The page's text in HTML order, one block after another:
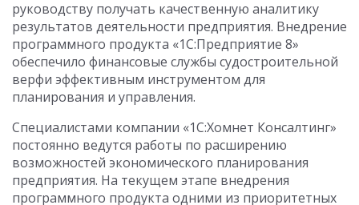
руководству получать качественную аналитику
результатов деятельности предприятия. Внедрение
программного продукта «1С:Предприятие 8»
обеспечило финансовые службы судостроительной
верфи эффективным инструментом для
планирования и управления.
Специалистами компании «1С:Хомнет Консалтинг»
постоянно ведутся работы по расширению
возможностей экономического планирования
предприятия. На текущем этапе внедрения
программного продукта одними из приоритетных